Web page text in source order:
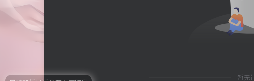
暂无